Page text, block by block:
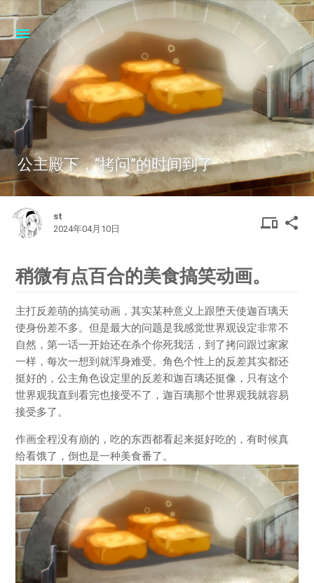
公主殿下，“拷问”的时间到了
st
2024年04月10日
share
稍微有点百合的美食搞笑动画。
主打反差萌的搞笑动画，其实某种意义上跟堕天使迦百璃天
使身份差不多。但是最大的问题是我感觉世界观设定非常不
自然，第一话一开始还在杀个你死我活，到了拷问跟过家家
一样，每次一想到就浑身难受。角色个性上的反差其实都还
挺好的，公主角色设定里的反差和迦百璃还挺像，只有这个
世界观我直到看完也接受不了，迦百璃那个世界观我就容易
接受多了。
作画全程没有崩的，吃的东西都看起来挺好吃的，有时候真
给看饿了，倒也是一种美食番了。